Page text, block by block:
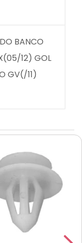
BANCO
12) GOL
GV(/11)